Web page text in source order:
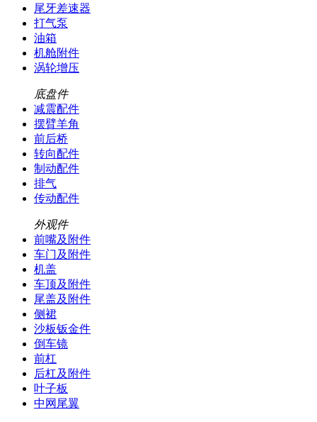
尾牙差速器
打气泵
油箱
机舱附件
涡轮增压
底盘件
减震配件
摆臂羊角
前后桥
转向配件
制动配件
排气
传动配件
外观件
前嘴及附件
车门及附件
机盖
车顶及附件
尾盖及附件
侧裙
沙板钣金件
倒车镜
前杠
后杠及附件
叶子板
中网尾翼